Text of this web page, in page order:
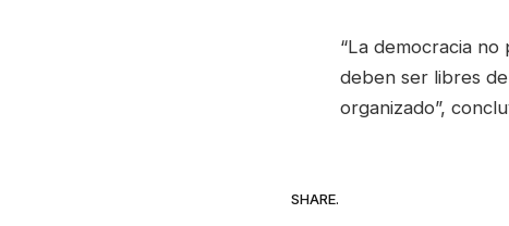
“La democracia
deben ser libres
organizado”,
SHARE.